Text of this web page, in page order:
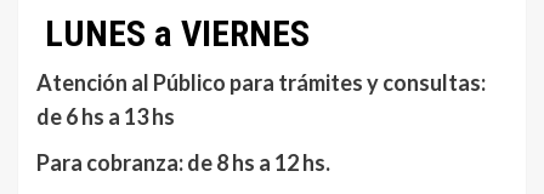
LUNES a VIERNES
Atención al Público para trámites y consultas:
de 6 hs a 13 hs
Para cobranza: de 8 hs a 12 hs.